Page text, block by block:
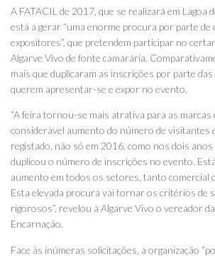
A FATACIL de 2017, que se realizará em Lagoa
está a gerar “uma enorme procura por parte de
expositores”, que pretendem participar no
Algarve Vivo de fonte camarária.
mais que duplicaram as inscrições por parte
querem apresentar-se e expor no evento.
“A feira tornou-se mais atrativa para as marcas
considerável aumento do número de visitantes
registado, não só em 2016, como nos dois
duplicou o número de inscrições no evento.
aumento em todos os setores, tanto comercial
Esta elevada procura vai tornar os critérios de
rigorosos”, revelou à Algarve Vivo o vereador
Encarnação.
Face às inúmeras solicitações, a organização